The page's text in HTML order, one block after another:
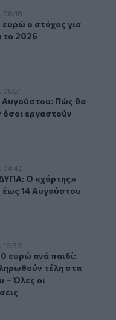
δάνεια το 2026
08:18
ευρώ ο στόχος για νέα
ευρώ ο στόχος για
το 2026
όσοι
06:21
Αυγούστου: Πώς θα
Αυγούστου: Πώς θα
όσοι εργαστούν
έως 14
04:42
Ο «χάρτης»
Ο «χάρτης»
14 Αυγούστου
θα πληρωθούν
16:39
ευρώ ανά παιδί:
ευρώ ανά παιδί:
τέλη στα
– Όλες οι